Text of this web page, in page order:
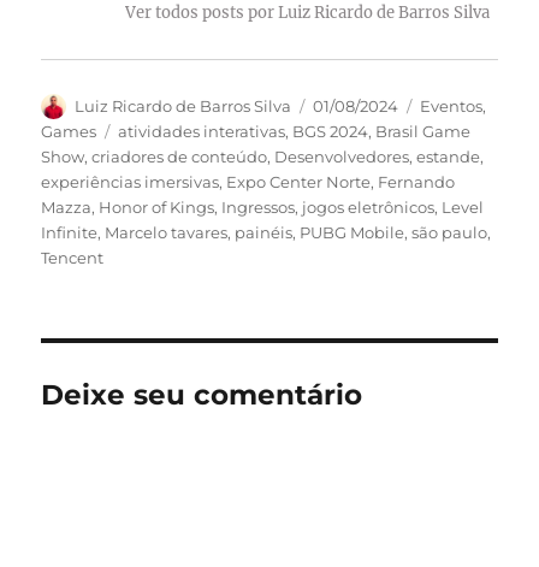
Ver todos posts por Luiz Ricardo de Barros Silva
Autor
Luiz Ricardo de Barros Silva
Publicado
em
01/08/2024 Categorias
Eventos,
Games
Tags
atividades interativas, BGS 2024, Brasil Game
Show,criadores de conteúdo, Desenvolvedores,estande,
experiências imersivas, Expo Center Norte, Fernando
Mazza, Honor of Kings, Ingressos, jogos eletrônicos, Level
Infinite, Marcelo tavares, painéis, PUBG Mobile,são paulo,
Tencent
Deixe seu comentário